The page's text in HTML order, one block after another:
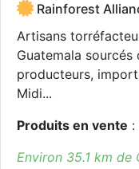
Rainforest
Artisans
Guatemala
producteurs,
Midi...
Produits en vente :
Environ 35.1 km